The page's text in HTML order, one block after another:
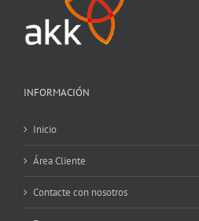
INFORMACIÓN
Inicio
Área Cliente
Contacte con nosotros